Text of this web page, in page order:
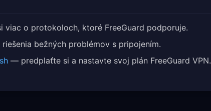
o protokoloch, ktoré FreeGuard podporuje.
bežných problémov s pripojením.
— predplaťte si a nastavte svoj plán FreeGuard VPN.